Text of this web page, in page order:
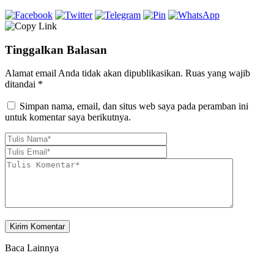
Tinggalkan Balasan
Alamat email Anda tidak akan dipublikasikan.
Simpan nama, email, dan situs web saya pada peramban ini